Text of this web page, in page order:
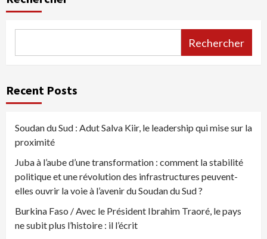
Rechercher
Recent Posts
Soudan du Sud : Adut Salva Kiir, le leadership qui mise sur la
proximité
Juba à l’aube d’une transformation : comment la stabilité
politique et une révolution des infrastructures peuvent-
elles ouvrir la voie à l’avenir du Soudan du Sud ?
Burkina Faso / Avec le Président Ibrahim Traoré, le pays
ne subit plus l’histoire : il l’écrit